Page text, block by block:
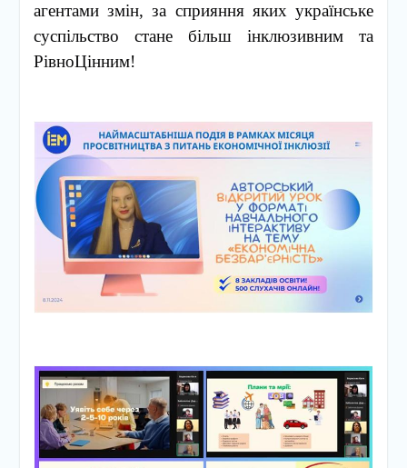
агентами змін, за сприяння яких українське
суспільство стане більш інклюзивним та
РівноЦінним!